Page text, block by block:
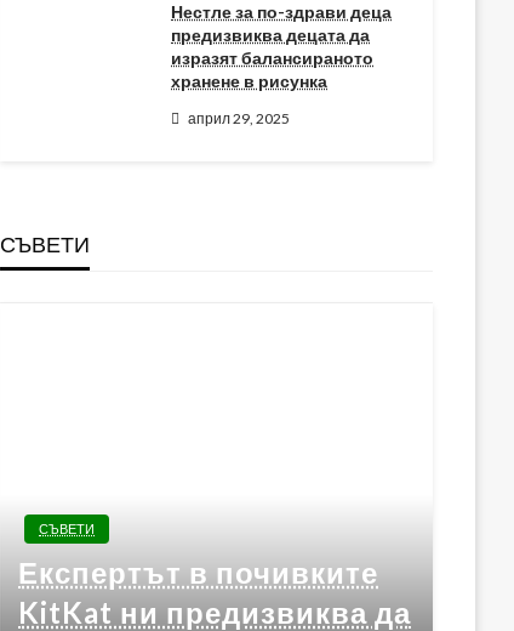
Нестле за по-здрави деца
предизвиква децата да
изразят балансираното
хранене в рисунка
април 29, 2025
СЪВЕТИ
СЪВЕТИ
Експертът в почивките
KitKat ни предизвиква да